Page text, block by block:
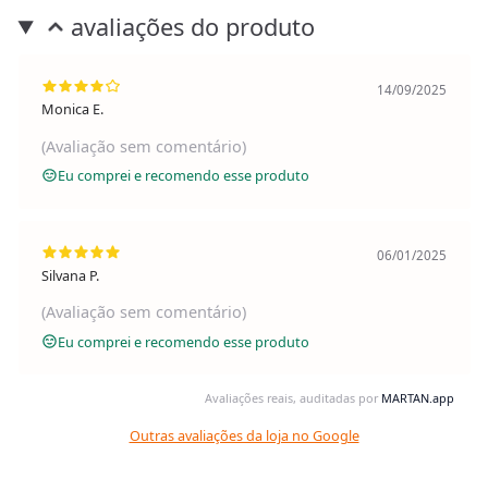
avaliações do produto
Monica E.
14/09/2025
(Avaliação sem comentário)
Eu comprei e recomendo esse produto
Silvana P.
06/01/2025
(Avaliação sem comentário)
Eu comprei e recomendo esse produto
Avaliações reais, auditadas por MARTAN.app
Outras avaliações da loja no Google